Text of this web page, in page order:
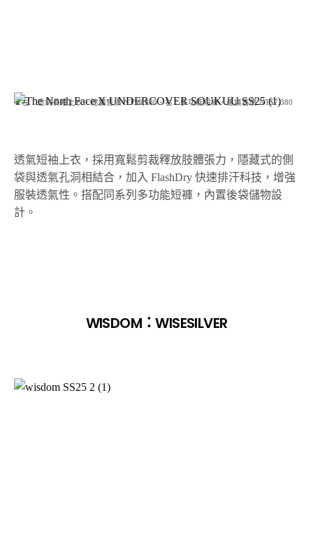
▲左：透氣長袖上衣，建議售價 NT$8,380、右：多功能短褲，建議售價 NT$7,380
透氣短袖上衣，採用寬鬆剪裁釋放肢體張力，隱藏式的側
袋與透氣孔洞相結合，加入 FlashDry 快速排汗科技，增強
服裝透氣性。搭配同系列多功能短褲，內置後袋儲物設
計。
WISDOM：WISESILVER